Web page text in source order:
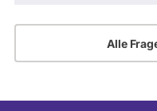
Alle